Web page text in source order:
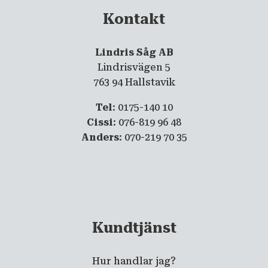
Kontakt
Lindris Såg AB
Lindrisvägen 5
763 94 Hallstavik
Tel: 0175-140 10
Cissi: 076-819 96 48
Anders: 070-219 70 35
Kundtjänst
Hur handlar jag?